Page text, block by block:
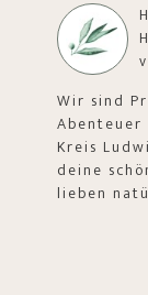
Wir sind
Abenteuer
Kreis
deine
lieben